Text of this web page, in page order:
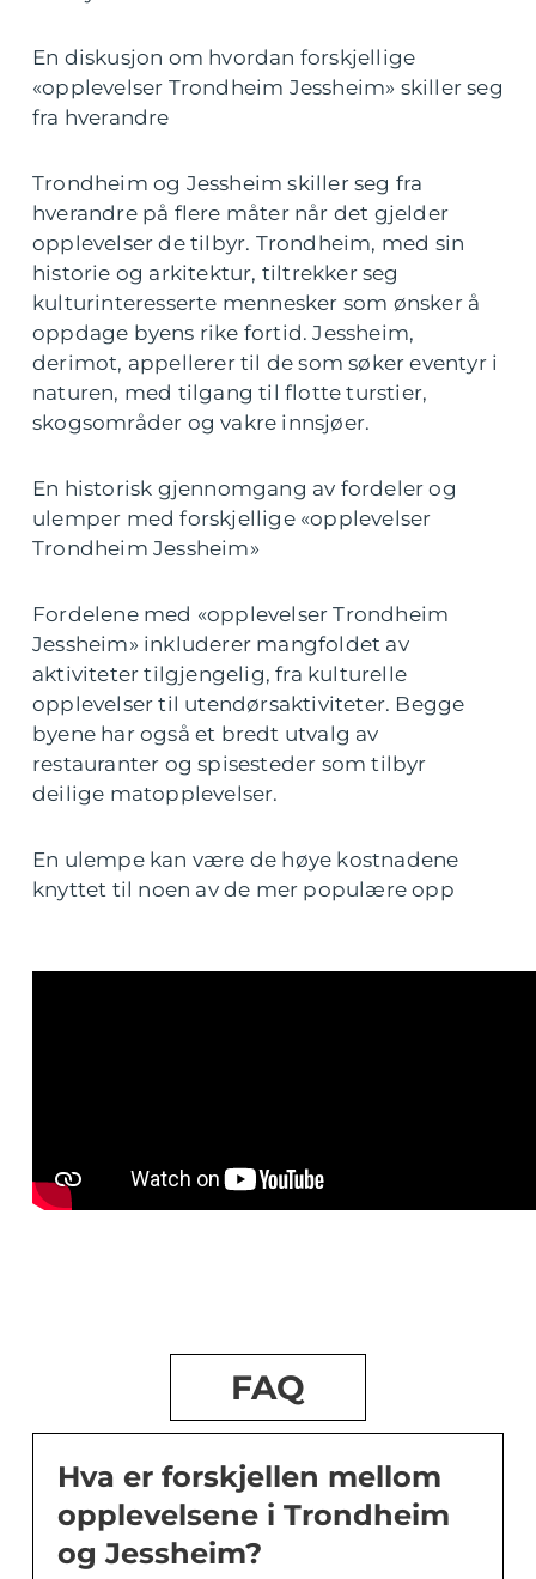
En diskusjon om hvordan forskjellige
«opplevelser Trondheim Jessheim» skiller seg
fra hverandre
Trondheim og Jessheim skiller seg fra
hverandre på flere måter når det gjelder
opplevelser de tilbyr. Trondheim, med sin
historie og arkitektur, tiltrekker seg
kulturinteresserte mennesker som ønsker å
oppdage byens rike fortid. Jessheim,
derimot, appellerer til de som søker eventyr i
naturen, med tilgang til flotte turstier,
skogsområder og vakre innsjøer.
En historisk gjennomgang av fordeler og
ulemper med forskjellige «opplevelser
Trondheim Jessheim»
Fordelene med «opplevelser Trondheim
Jessheim» inkluderer mangfoldet av
aktiviteter tilgjengelig, fra kulturelle
opplevelser til utendørsaktiviteter. Begge
byene har også et bredt utvalg av
restauranter og spisesteder som tilbyr
deilige matopplevelser.
En ulempe kan være de høye kostnadene
knyttet til noen av de mer populære opp
FAQ
Hva er forskjellen mellom
opplevelsene i Trondheim
og Jessheim?